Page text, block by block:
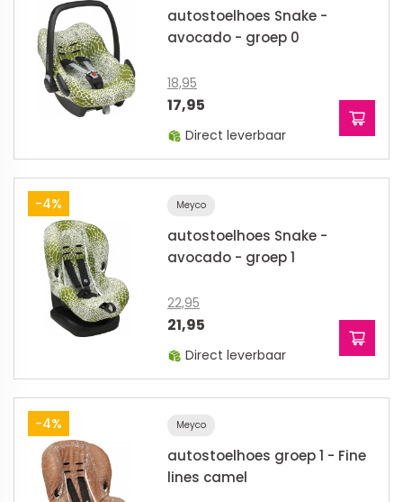
autostoelhoes Snake -
avocado - groep 0
18,95
17,95
Direct leverbaar
-4% Meyco
autostoelhoes Snake -
avocado - groep 1
22,95
21,95
Direct leverbaar
-4% Meyco
autostoelhoes groep 1 - Fine
lines camel